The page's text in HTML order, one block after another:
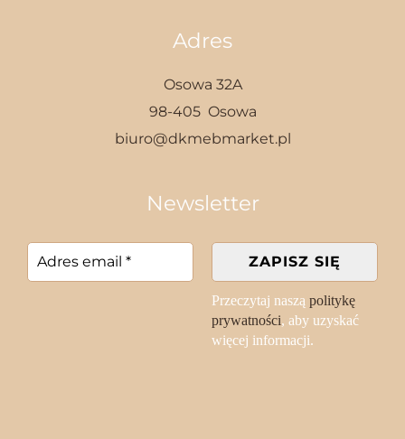
Adres
Osowa 32A
98-405 Osowa
biuro@dkmebmarket.pl
Newsletter
Przeczytaj naszą politykę
prywatności, aby uzyskać
więcej informacji.